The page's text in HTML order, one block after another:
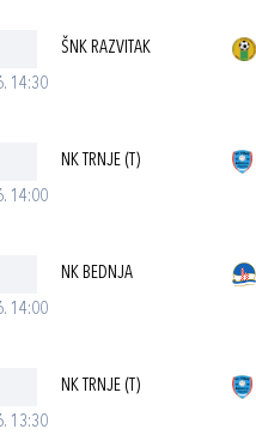
14:30
ŠNK RAZVITAK
14:00
NK TRNJE (T)
14:00
NK BEDNJA
13:30
NK TRNJE (T)